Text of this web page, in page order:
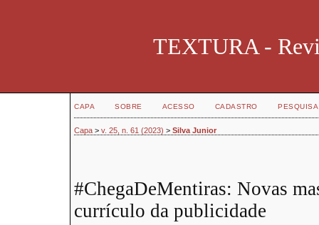
TEXTURA -
CAPA SOBRE ACESSO CADASTRO PESQUISA
Capa > v. 25, n. 61 (2023) > Silva Junior
#ChegaDeMentiras: Novas
currículo da publicidade